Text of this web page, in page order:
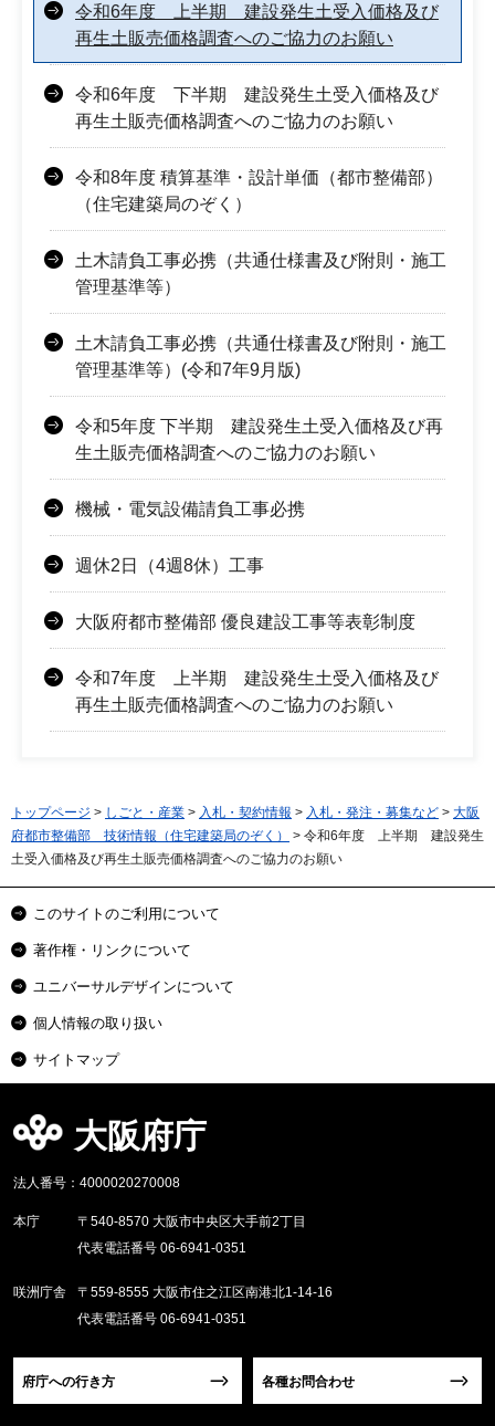
令和6年度 上半期 建設発生土受入価格及び
再生土販売価格調査へのご協力のお願い
令和6年度 下半期 建設発生土受入価格及び
再生土販売価格調査へのご協力のお願い
令和8年度 積算基準・設計単価（都市整備部）
（住宅建築局のぞく）
土木請負工事必携（共通仕様書及び附則・施工
管理基準等）
土木請負工事必携（共通仕様書及び附則・施工
管理基準等）(令和7年9月版)
令和5年度 下半期 建設発生土受入価格及び再
生土販売価格調査へのご協力のお願い
機械・電気設備請負工事必携
週休2日（4週8休）工事
大阪府都市整備部 優良建設工事等表彰制度
令和7年度 上半期 建設発生土受入価格及び
再生土販売価格調査へのご協力のお願い
トップページ > しごと・産業 > 入札・契約情報 > 入札・発注・募集など > 大阪
府都市整備部 技術情報（住宅建築局のぞく）
> 令和6年度 上半期 建設発生
土受入価格及び再生土販売価格調査へのご協力のお願い
このサイトのご利用について
著作権・リンクについて
ユニバーサルデザインについて
個人情報の取り扱い
サイトマップ
大阪府庁
法人番号：4000020270008
本庁
〒540-8570 大阪市中央区大手前2丁目
代表電話番号 06-6941-0351
咲洲庁舎
〒559-8555 大阪市住之江区南港北1-14-16
代表電話番号 06-6941-0351
府庁への行き方 各種お問合わせ